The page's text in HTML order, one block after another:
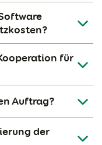
für
Auftrag?
der